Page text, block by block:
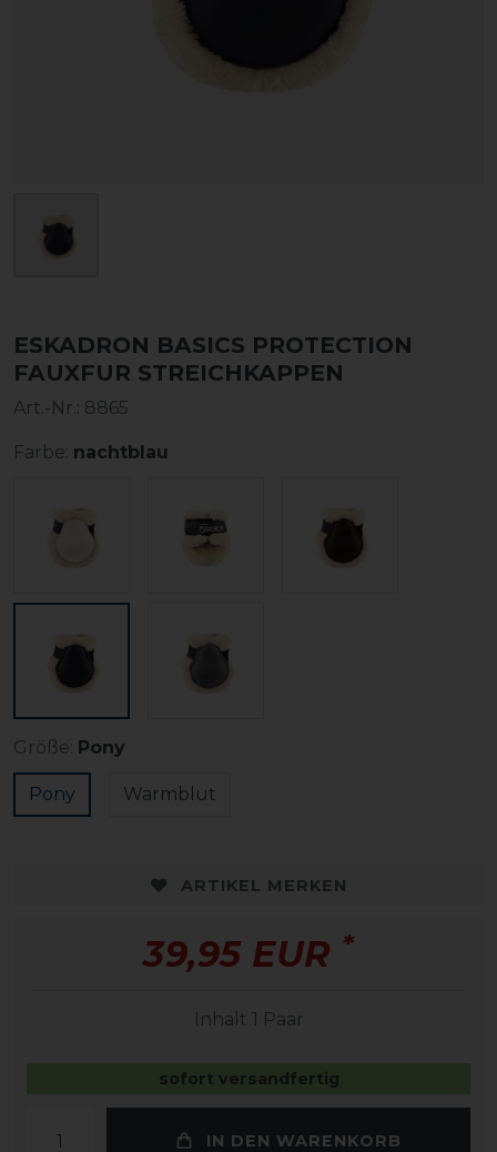
ESKADRON BASICS PROTECTION
FAUXFUR STREICHKAPPEN
Art.-Nr.: 8865
Farbe: nachtblau
Größe: Pony
Pony Warmblut
ARTIKEL MERKEN
39,95 EUR *
Inhalt 1 Paar
sofort versandfertig
IN DEN WARENKORB